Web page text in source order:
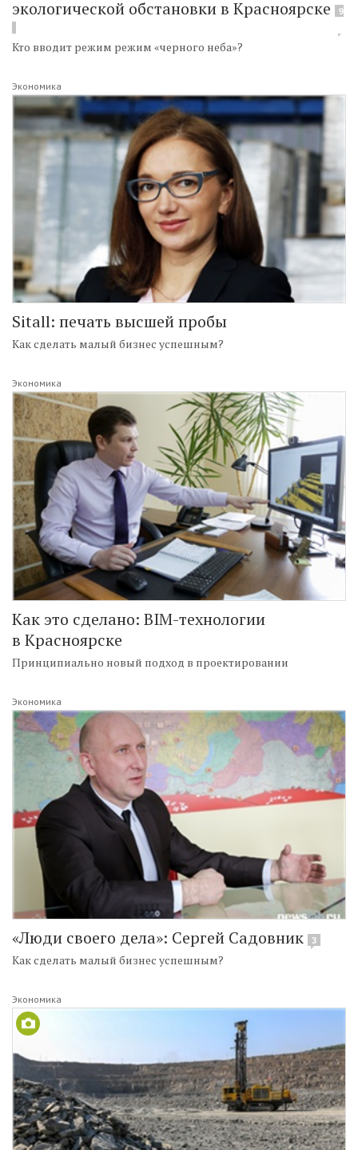
экологической обстановки в Красноярске 9
Кто вводит режим режим «черного неба»?
Экономика
Sitall: печать высшей пробы
Как сделать малый бизнес успешным?
Экономика
Как это сделано: BIM-технологии
в Красноярске
Принципиально новый подход в проектировании
Экономика
«Люди своего дела»: Сергей Садовник 3
Как сделать малый бизнес успешным?
Экономика